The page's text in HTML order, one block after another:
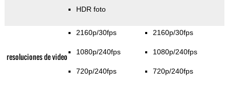
HDR foto
resoluciones de video
2160p/30fps
1080p/240fps
720p/240fps
2160p/30fps
1080p/240fps
720p/240fps